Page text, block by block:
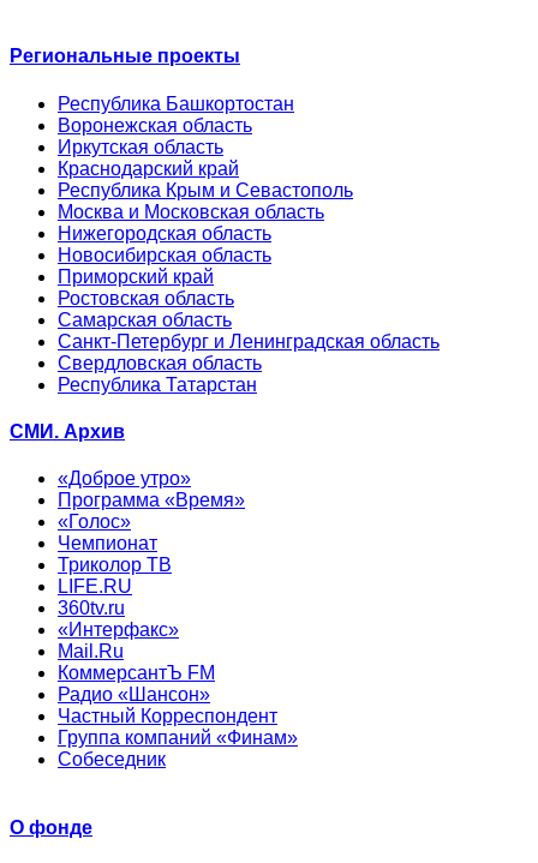
Региональные проекты
Республика Башкортостан
Воронежская область
Иркутская область
Краснодарский край
Республика Крым и Севастополь
Москва и Московская область
Нижегородская область
Новосибирская область
Приморский край
Ростовская область
Самарская область
Санкт-Петербург и Ленинградская область
Свердловская область
Республика Татарстан
СМИ. Архив
«Доброе утро»
Программа «Время»
«Голос»
Чемпионат
Триколор ТВ
LIFE.RU
360tv.ru
«Интерфакс»
Mail.Ru
КоммерсантЪ FM
Радио «Шансон»
Частный Корреспондент
Группа компаний «Финам»
Собеседник
О фонде